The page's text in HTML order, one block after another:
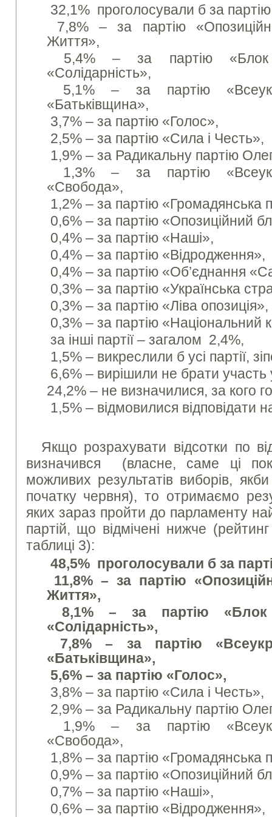
32,1% проголосували б за
7,8% – за партію
Життя»,
5,4% – за партію «Блок
«Солідарність»,
5,1% – за партію
«Батьківщина»,
3,7% – за партію «Голос»,
2,5% – за партію «Сила і Честь»,
1,9% – за Радикальну партію
1,3% – за партію
«Свобода»,
1,2% – за партію «Громадянська
0,6% – за партію «Опозиційний
0,4% – за партію «Наші»,
0,4% – за партію «Відродження»,
0,4% – за партію «Об’єднання
0,3% – за партію «Українська
0,3% – за партію «Ліва опозиція»,
0,3% – за партію «Національний
за інші партії – загалом 2,4%,
1,5% – викреслили б усі партії,
6,6% – вирішили не брати участь
24,2% – не визначилися, за кого
1,5% – відмовилися відповідати
Якщо розрахувати відсотки по
визначився (власне, саме ці
можливих результатів виборів,
початку червня), то отримаємо
яких зараз пройти до парламенту
партій, що відмічені нижче
таблиці 3):
48,5% проголосували б за
11,8% – за партію
Життя»,
8,1% – за партію «Блок
«Солідарність»,
7,8% – за партію
«Батьківщина»,
5,6% – за партію «Голос»,
3,8% – за партію «Сила і Честь»,
2,9% – за Радикальну партію
1,9% – за партію
«Свобода»,
1,8% – за партію «Громадянська
0,9% – за партію «Опозиційний
0,7% – за партію «Наші»,
0,6% – за партію «Відродження»,